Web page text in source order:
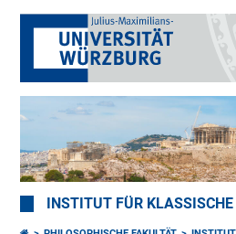
INSTITUT FÜR